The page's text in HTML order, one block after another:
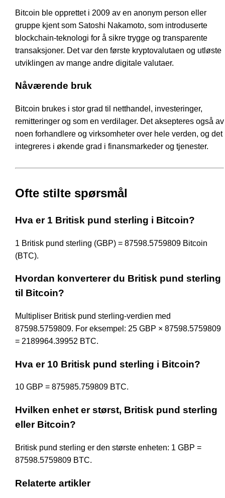
Bitcoin ble opprettet i 2009 av en anonym person eller
gruppe kjent som Satoshi Nakamoto, som introduserte
blockchain-teknologi for å sikre trygge og transparente
transaksjoner. Det var den første kryptovalutaen og utløste
utviklingen av mange andre digitale valutaer.
Nåværende bruk
Bitcoin brukes i stor grad til netthandel, investeringer,
remitteringer og som en verdilager. Det aksepteres også av
noen forhandlere og virksomheter over hele verden, og det
integreres i økende grad i finansmarkeder og tjenester.
Ofte stilte spørsmål
Hva er 1 Britisk pund sterling i Bitcoin?
1 Britisk pund sterling (GBP) = 87598.5759809 Bitcoin
(BTC).
Hvordan konverterer du Britisk pund sterling
til Bitcoin?
Multipliser Britisk pund sterling-verdien med
87598.5759809. For eksempel: 25 GBP × 87598.5759809
= 2189964.39952 BTC.
Hva er 10 Britisk pund sterling i Bitcoin?
10 GBP = 875985.759809 BTC.
Hvilken enhet er størst, Britisk pund sterling
eller Bitcoin?
Britisk pund sterling er den største enheten: 1 GBP =
87598.5759809 BTC.
Relaterte artikler